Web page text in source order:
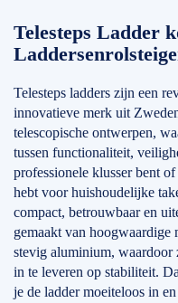
Telesteps Ladder
Telesteps ladders zijn een
innovatieve merk uit
telescopische ontwerpen,
tussen functionaliteit,
professionele klusser bent
hebt voor huishoudelijke
compact, betrouwbaar en
gemaakt van hoogwaardige
stevig aluminium, waardoor
in te leveren op stabiliteit.
je de ladder moeiteloos in